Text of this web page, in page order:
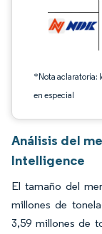
*Nota aclaratoria:
en especial
Análisis del
Intelligence
El tamaño del
millones de
3,59 millones de